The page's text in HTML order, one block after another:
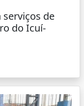
serviços de
do Icuí-